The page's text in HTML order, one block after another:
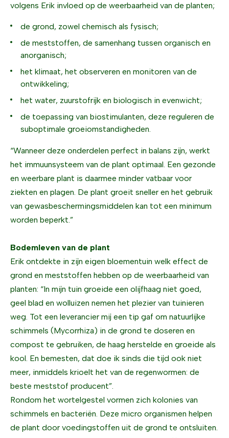
volgens Erik invloed op de weerbaarheid van de planten;
de grond, zowel chemisch als fysisch;
de meststoffen, de samenhang tussen organisch en
anorganisch;
het klimaat, het observeren en monitoren van de
ontwikkeling;
het water, zuurstofrijk en biologisch in evenwicht;
de toepassing van biostimulanten, deze reguleren de
suboptimale groeiomstandigheden.
“Wanneer deze onderdelen perfect in balans zijn, werkt
het immuunsysteem van de plant optimaal. Een gezonde
en weerbare plant is daarmee minder vatbaar voor
ziekten en plagen. De plant groeit sneller en het gebruik
van gewasbeschermingsmiddelen kan tot een minimum
worden beperkt.”
Bodemleven van de plant
Erik ontdekte in zijn eigen bloementuin welk effect de
grond en meststoffen hebben op de weerbaarheid van
planten: “In mijn tuin groeide een olijfhaag niet goed,
geel blad en wolluizen nemen het plezier van tuinieren
weg. Tot een leverancier mij een tip gaf om natuurlijke
schimmels (Mycorrhiza) in de grond te doseren en
compost te gebruiken, de haag herstelde en groeide als
kool. En bemesten, dat doe ik sinds die tijd ook niet
meer, inmiddels krioelt het van de regenwormen: de
beste meststof producent”.
Rondom het wortelgestel vormen zich kolonies van
schimmels en bacteriën. Deze micro organismen helpen
de plant door voedingstoffen uit de grond te ontsluiten.